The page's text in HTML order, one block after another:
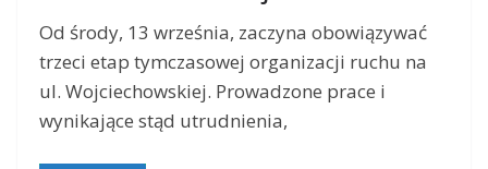
Od środy, 13 września, zaczyna obowiązywać
trzeci etap tymczasowej organizacji ruchu na
ul. Wojciechowskiej. Prowadzone prace i
wynikające stąd utrudnienia,